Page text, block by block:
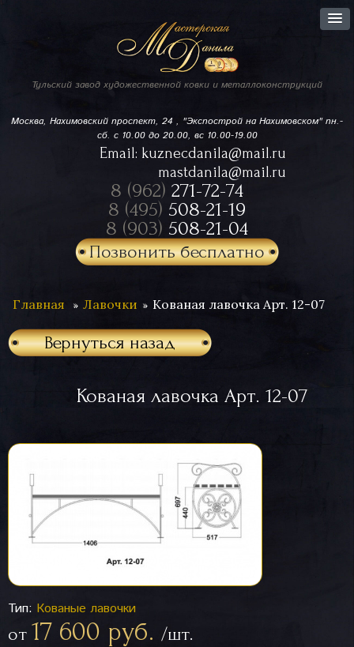
Тульский завод художественной ковки и металлоконструкций
Москва, Нахимовский проспект, 24 , "Экспострой на Нахимовском"пн.-
сб. с 10.00 до 20.00, вс 10.00-19.00
Email: kuznecdanila@mail.ru
mastdanila@mail.ru
8 (962) 271-72-74
8 (495) 508-21-19
8 (903) 508-21-04
Позвонить бесплатно
Главная Лавочки Кованая лавочка Арт. 12-07
Вернуться назад
Кованая лавочка Арт. 12-07
Тип: Кованые лавочки
от 17 600 руб. /шт.